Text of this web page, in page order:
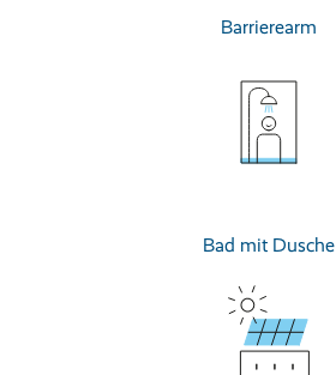
Barrierearm
Bad mit Dusche